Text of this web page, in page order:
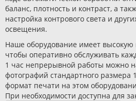
баланс, плотность и контраст, а
настройка контрового света и
освещения.
Наше оборудование имеет высокую
чтобы оперативно обслуживать
1 час непрерывной работы можно
фотографий стандартного
формат печати на этом
При необходимости доступна для